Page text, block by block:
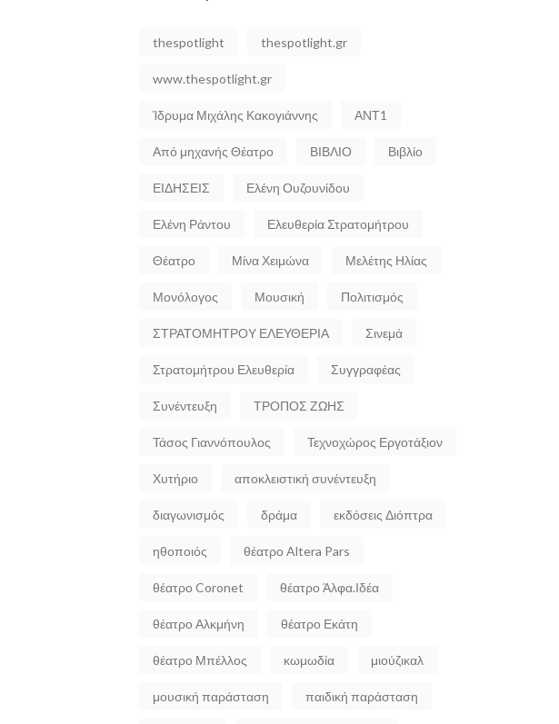
thespotlight thespotlight.gr
www.thespotlight.gr
Ίδρυμα Μιχάλης Κακογιάννης ΑΝΤ1
Από μηχανής Θέατρο ΒΙΒΛΙΟ Βιβλίο
ΕΙΔΗΣΕΙΣ Ελένη Ουζουνίδου
Ελένη Ράντου Ελευθερία Στρατομήτρου
Θέατρο Μίνα Χειμώνα Μελέτης Ηλίας
Μονόλογος Μουσική Πολιτισμός
ΣΤΡΑΤΟΜΗΤΡΟΥ ΕΛΕΥΘΕΡΙΑ Σινεμά
Στρατομήτρου Ελευθερία Συγγραφέας
Συνέντευξη ΤΡΟΠΟΣ ΖΩΗΣ
Τάσος Γιαννόπουλος Τεχνοχώρος Εργοτάξιον
Χυτήριο αποκλειστική συνέντευξη
διαγωνισμός δράμα εκδόσεις Διόπτρα
ηθοποιός θέατρο Altera Pars
θέατρο Coronet θέατρο Άλφα.Ιδέα
θέατρο Αλκμήνη θέατρο Εκάτη
θέατρο Μπέλλος κωμωδία μιούζικαλ
μουσική παράσταση παιδική παράσταση